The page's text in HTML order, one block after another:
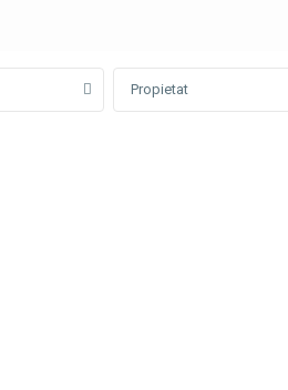
Propietat